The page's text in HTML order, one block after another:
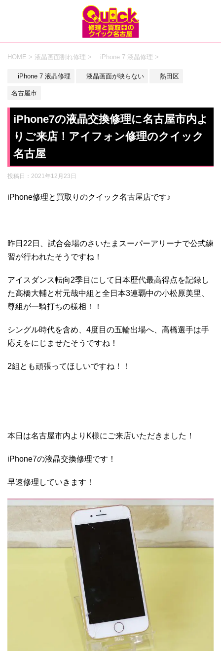
HOME > 液晶画面割れ修理 > iPhone 7 液晶修理 >
iPhone 7 液晶修理 液晶画面が映らない 熱田区
名古屋市
iPhone7の液晶交換修理に名古屋市内よ
りご来店！アイフォン修理のクイック
名古屋
投稿日： 2021年12月23日
iPhone修理と買取りのクイック名古屋店です♪
昨日22日、試合会場のさいたまスーパーアリーナで公式練
習が行われたそうですね！
アイスダンス転向2季目にして日本歴代最高得点を記録し
た高橋大輔と村元哉中組と全日本3連覇中の小松原美里、
尊組が一騎打ちの様相！！
シングル時代を含め、4度目の五輪出場へ、高橋選手は手
応えをにじませたそうですね！
2組とも頑張ってほしいですね！！
本日は名古屋市内よりK様にご来店いただきました！
iPhone7の液晶交換修理です！
早速修理していきます！